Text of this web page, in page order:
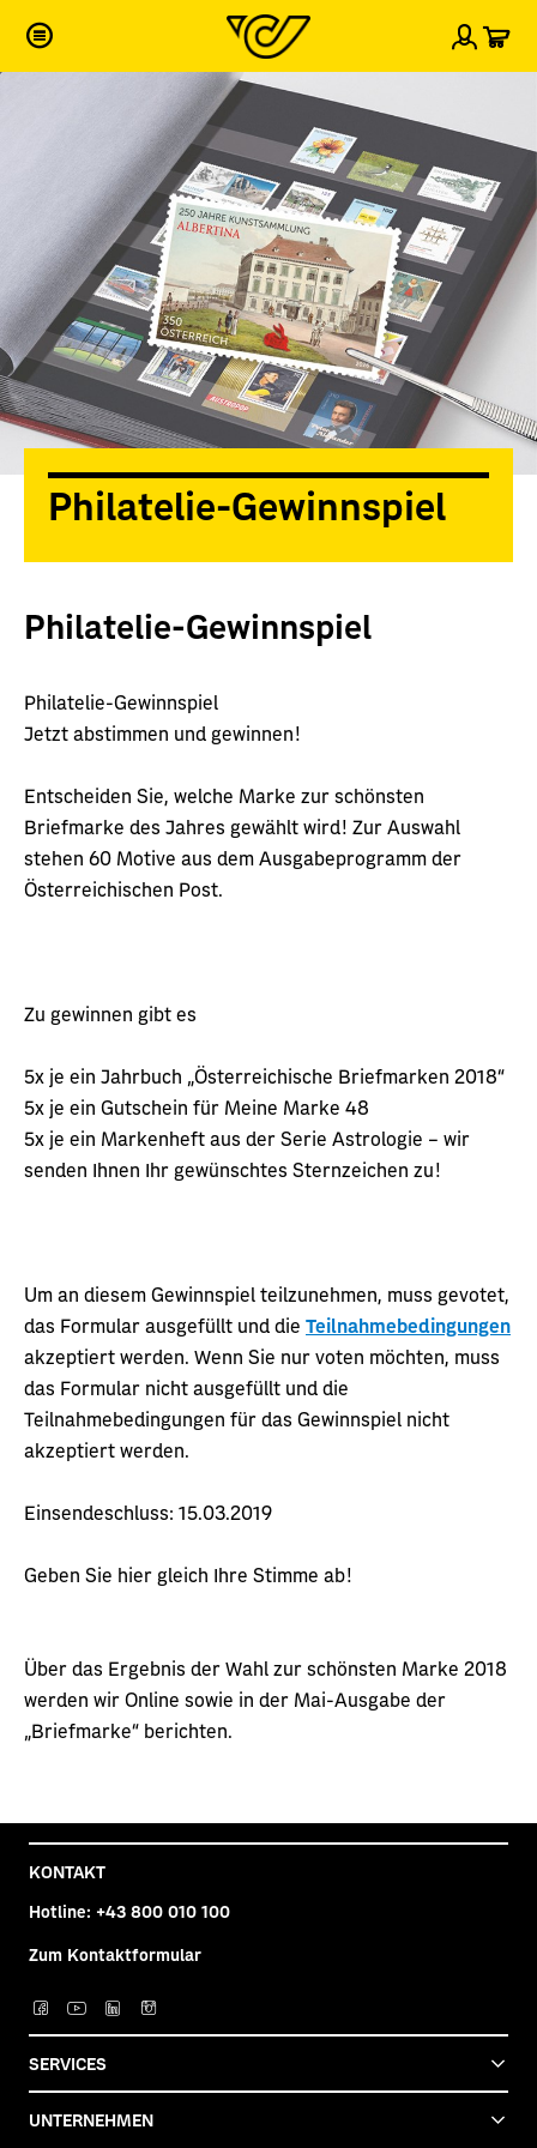
Philatelie-Gewinnspiel
Philatelie-Gewinnspiel
Philatelie-Gewinnspiel
Jetzt abstimmen und gewinnen!
Entscheiden Sie, welche Marke zur schönsten
Briefmarke des Jahres gewählt wird! Zur Auswahl
stehen 60 Motive aus dem Ausgabeprogramm der
Österreichischen Post.
Zu gewinnen gibt es
5x je ein Jahrbuch „Österreichische Briefmarken 2018“
5x je ein Gutschein für Meine Marke 48
5x je ein Markenheft aus der Serie Astrologie – wir
senden Ihnen Ihr gewünschtes Sternzeichen zu!
Um an diesem Gewinnspiel teilzunehmen, muss gevotet,
das Formular ausgefüllt und die Teilnahmebedingungen
akzeptiert werden. Wenn Sie nur voten möchten, muss
das Formular nicht ausgefüllt und die
Teilnahmebedingungen für das Gewinnspiel nicht
akzeptiert werden.
Einsendeschluss: 15.03.2019
Geben Sie hier gleich Ihre Stimme ab!
Über das Ergebnis der Wahl zur schönsten Marke 2018
werden wir Online sowie in der Mai-Ausgabe der
„Briefmarke“ berichten.
KONTAKT
Hotline: +43 800 010 100
Zum Kontaktformular
Post auf facebook
Post auf YouTube
Post auf LinkedIn
SERVICES
UNTERNEHMEN